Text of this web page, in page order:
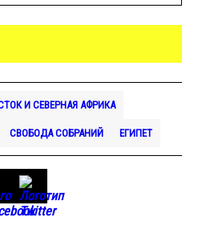
И СЕВЕРНАЯ АФРИКА
СВОБОДА СОБРАНИЙ ЕГИПЕТ